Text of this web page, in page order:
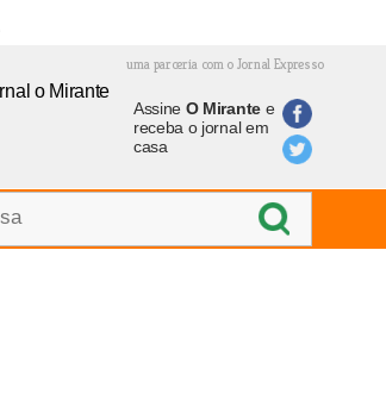
uma parceria com o Jornal Expresso
Assine O Mirantee
receba o jornal em
casa